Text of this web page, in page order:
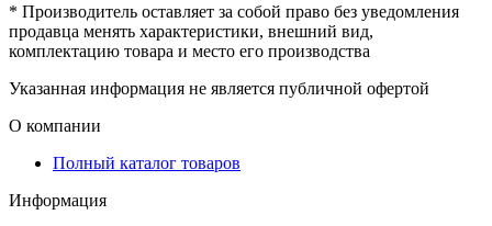
* Производитель оставляет за собой право без уведомления
продавца менять характеристики, внешний вид,
комплектацию товара и место его производства
Указанная информация не является публичной офертой
О компании
Полный каталог товаров
Информация